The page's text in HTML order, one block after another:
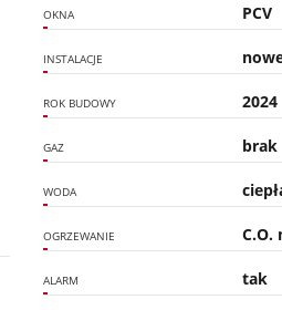
OKNA PCV
INSTALACJE
ROK BUDOWY 2024
GAZ brak
WODA
OGRZEWANIE C.O.
ALARM tak